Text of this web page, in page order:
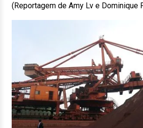
(Reportagem de Amy Lv e Dominique